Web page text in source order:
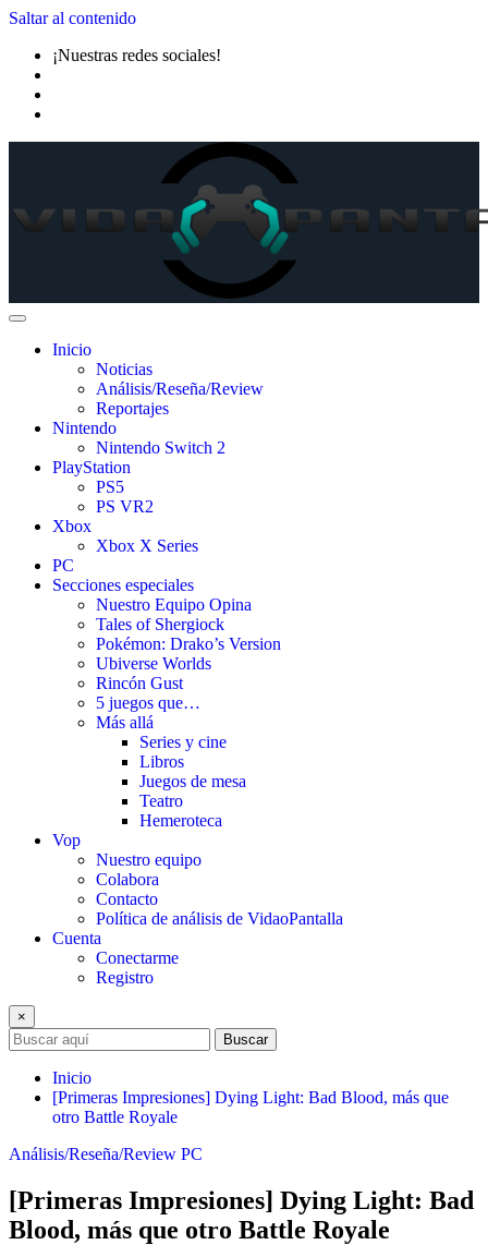
Saltar al contenido
¡Nuestras redes sociales!
Inicio
Noticias
Análisis/Reseña/Review
Reportajes
Nintendo
Nintendo Switch 2
PlayStation
PS5
PS VR2
Xbox
Xbox X Series
PC
Secciones especiales
Nuestro Equipo Opina
Tales of Shergiock
Pokémon: Drako’s Version
Ubiverse Worlds
Rincón Gust
5 juegos que…
Más allá
Series y cine
Libros
Juegos de mesa
Teatro
Hemeroteca
Vop
Nuestro equipo
Colabora
Contacto
Política de análisis de VidaoPantalla
Cuenta
Conectarme
Registro
×
Buscar
Inicio
[Primeras Impresiones] Dying Light: Bad Blood, más que
otro Battle Royale
Análisis/Reseña/Review PC
[Primeras Impresiones] Dying Light: Bad
Blood, más que otro Battle Royale